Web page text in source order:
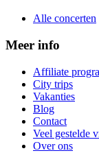
Alle concerten
Meer info
Affiliate
City trips
Vakanties
Blog
Contact
Veel gestelde
Over ons